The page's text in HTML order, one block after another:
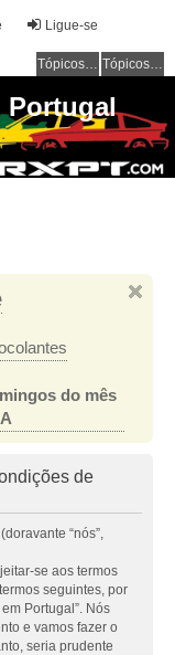
Ligue-se
Tópicos sem resposta Tópicos ativos
Portugal
do mês
de
“nós”,
se aos termos
seguintes, por
Portugal”. Nós
e vamos fazer o
seria prudente